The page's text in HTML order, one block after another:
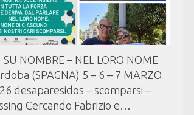
SU NOMBRE – NEL LORO NOME
(SPAGNA) 5 – 6 – 7 MARZO
desaparesidos – scomparsi –
Cercando Fabrizio e…